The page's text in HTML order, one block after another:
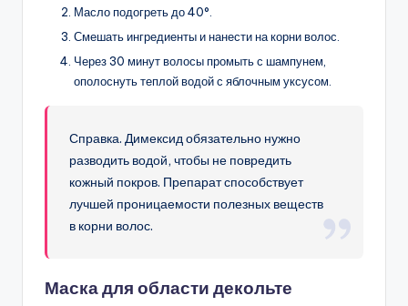
Масло подогреть до 40°.
Смешать ингредиенты и нанести на корни волос.
Через 30 минут волосы промыть с шампунем,
ополоснуть теплой водой с яблочным уксусом.
Справка. Димексид обязательно нужно
разводить водой, чтобы не повредить
кожный покров. Препарат способствует
лучшей проницаемости полезных веществ
в корни волос.
Маска для области декольте